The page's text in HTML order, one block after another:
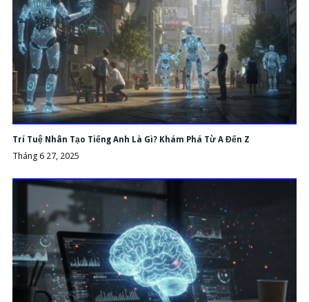
Trí Tuệ Nhân Tạo Tiếng Anh Là Gì? Khám Phá Từ A Đến Z
Tháng 6 27, 2025